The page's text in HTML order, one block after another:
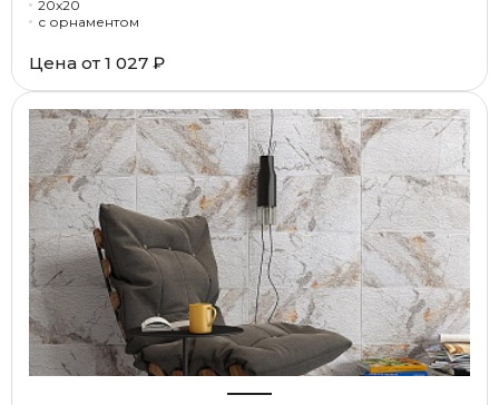
20x20
с орнаментом
Цена от 1 027 ₽